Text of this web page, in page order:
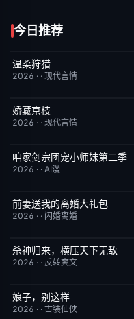
今日推荐
完结
温柔狩猎
2026 · · 现代言情
完结
娇藏京枝
2026 · · 现代言情
完结 6.0
咱家剑宗团宠小师妹第二季
2026 · · AI漫
完结
前妻送我的离婚大礼包
2026 · · 闪婚离婚
完结
杀神归来，横压天下无敌
2026 · · 反转爽文
完结
娘子，别这样
2026 · · 古装仙侠